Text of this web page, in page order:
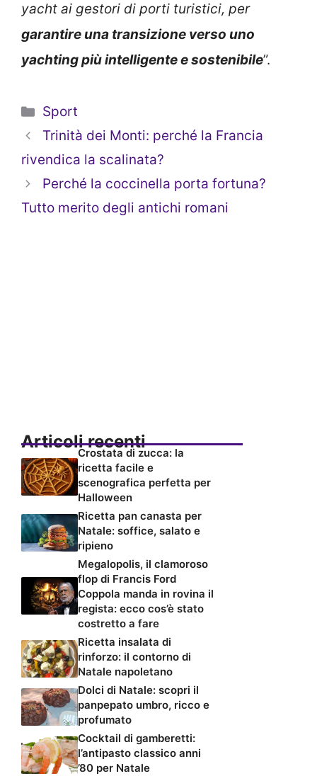
yacht ai gestori di porti turistici, per
garantire una transizione verso uno
yachting più intelligente e sostenibile”.
Categorie
Sport
Trinità dei Monti: perché la Francia
rivendica la scalinata?
Perché la coccinella porta fortuna?
Tutto merito degli antichi romani
Articoli recenti
Crostata di zucca: la
ricetta facile e
scenografica perfetta per
Halloween
Ricetta pan canasta per
Natale: soffice, salato e
ripieno
Megalopolis, il clamoroso
flop di Francis Ford
Coppola manda in rovina il
regista: ecco cos’è stato
costretto a fare
Ricetta insalata di
rinforzo: il contorno di
Natale napoletano
Dolci di Natale: scopri il
panpepato umbro, ricco e
profumato
Cocktail di gamberetti:
l’antipasto classico anni
’80 per Natale